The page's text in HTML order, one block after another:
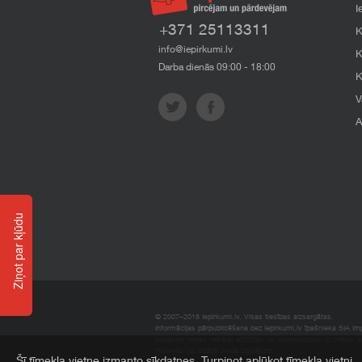
+371 25113311
info@iepirkumi.lv
Darba dienās 09:00 - 18:00
© 2007–2018 Iepirkumi.lv. Visas tiesības aizsargātas.
Informācijas pārpublicēšana bez iepirkumi.lv īpašnieka SIA
Ziņot par kļūdu